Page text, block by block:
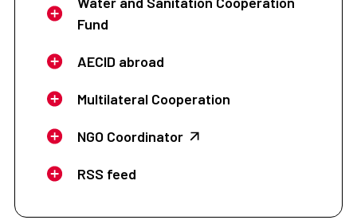
Fund
AECID abroad
Multilateral Cooperation
NGO Coordinator
RSS feed